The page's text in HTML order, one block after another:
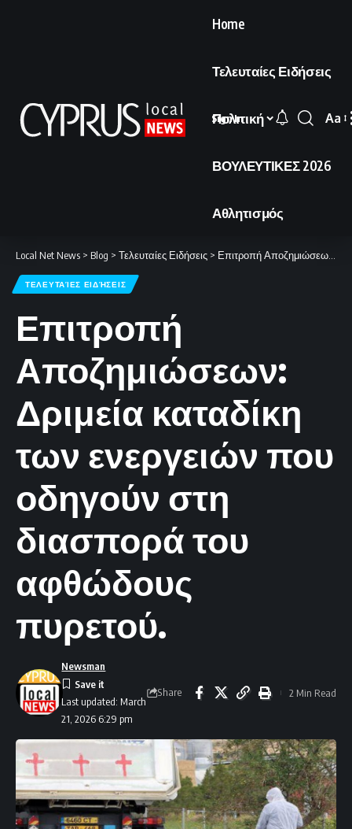
Home
Τελευταίες Ειδήσεις
Πολιτική
ΒΟΥΛΕΥΤΙΚΕΣ 2026
Αθλητισμός
Sign In
Font
Aa
Local Net News > Blog > Τελευταίες Ειδήσεις > Επιτροπή Αποζημιώσεων: Δριμεία καταδίκη των ενεργειών που οδηγούν στη διασπορά του αφθώδους πυρετού.
ΤΕΛΕΥΤΑΊΕΣ ΕΙΔΉΣΕΙΣ
Επιτροπή
Αποζημιώσεων:
Δριμεία καταδίκη
των ενεργειών που
οδηγούν στη
διασπορά του
αφθώδους
πυρετού.
Last updated: March
21, 2026 6:29 pm
Newsman
Share 2 Min Read